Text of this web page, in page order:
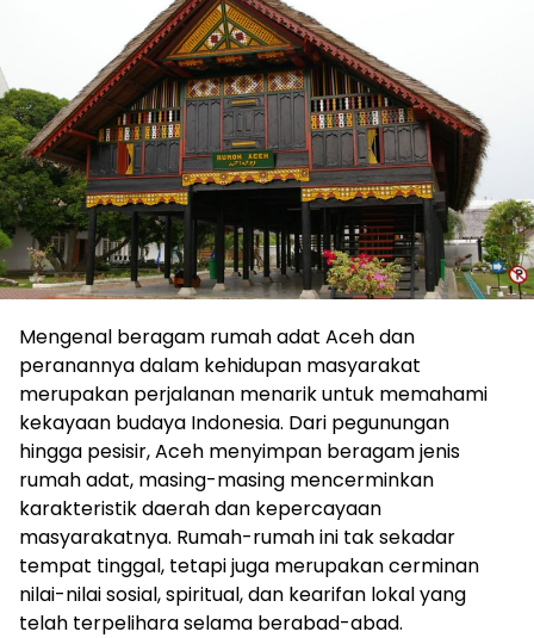
Mengenal beragam rumah adat Aceh dan
peranannya dalam kehidupan masyarakat
merupakan perjalanan menarik untuk memahami
kekayaan budaya Indonesia. Dari pegunungan
hingga pesisir, Aceh menyimpan beragam jenis
rumah adat, masing-masing mencerminkan
karakteristik daerah dan kepercayaan
masyarakatnya. Rumah-rumah ini tak sekadar
tempat tinggal, tetapi juga merupakan cerminan
nilai-nilai sosial, spiritual, dan kearifan lokal yang
telah terpelihara selama berabad-abad.